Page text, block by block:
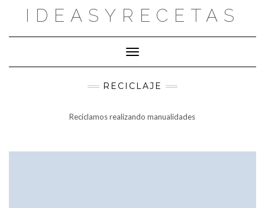
IDEASYRECETAS
Cambiar modo de navegación
RECICLAJE
Reciclamos realizando manualidades